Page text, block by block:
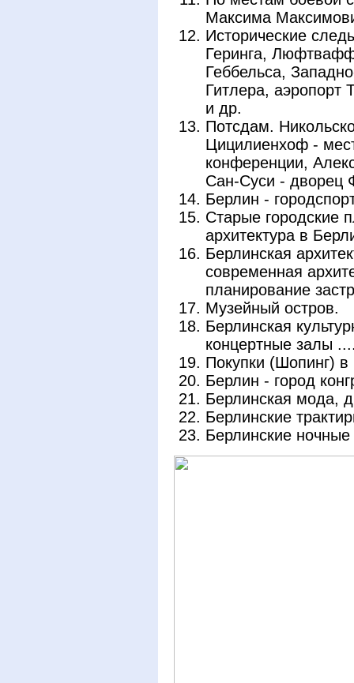
Максима
Исторические
Геринга,
Геббельса,
Гитлера,
и др.
Потсдам.
Цицилиенхоф -
конференции,
Сан-Суси - дворец
Берлин -
Старые городские
архитектура в
Берлинская
современная
планирование
Музейный остров.
Берлинская
концертные залы
Покупки (Шопинг) в
Берлин - город
Берлинская мода,
Берлинские
Берлинские